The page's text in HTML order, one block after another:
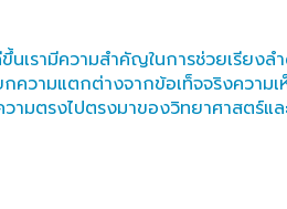
นเรามีความสำคัญในการช่วยเรียง
ามแตกต่างจากข้อเท็จจริงความเห็
ามตรงไปตรงมาของวิทยาศาสตร์แ